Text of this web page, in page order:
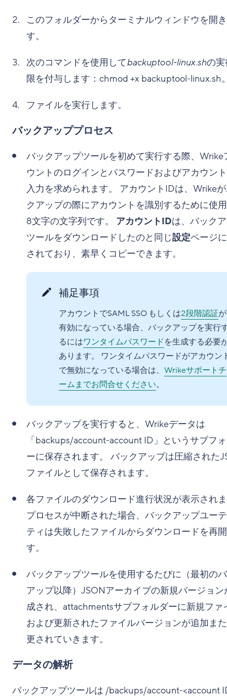
このフォルダーからターミナルウィンドウを開
す。
次のコマンドを使用してbackuptool-linux.shの
限を付与します：chmod +x backuptool-linux.sh
ファイルを実行します。
バックアッププロセス
バックアップツールを初めて実行する際、Wrike
ウントのログインとパスワードおよびアカウン
入力を求められます。 アカウントIDは、Wrike
クアップの際にアカウントを識別するために使
8文字の文字列です。 アカウントIDは、バック
ツールをダウンロードしたのと同じ設定ページ
されており、素早くコピーできます。
補足事項
アカウントでSAML SSO もしくは2段階認証が
有効になっている場合、バックアップを実行
るにはワンタイムパスワードを生成する必要
あります。 ワンタイムパスワードがアカウン
で無効になっている場合は、 Wrikeサポートチ
ームまでお問合せください。
バックアップを実行すると、Wrikeデータは
「backups/account-account ID」というサブフ
ーに保存されます。 バックアップは圧縮された
ファイルとして保存されます。
各ファイルのダウンロード進行状況が表示され
プロセスが中断された場合、バックアップユー
ティは失敗したファイルからダウンロードを再
す。
バックアップツールを使用するたびに（最初の
アップ以降）JSONアーカイブの新規バージョン
成され、attachmentsサブフォルダーに新規ファ
および更新されたファイルバージョンが追加ま
更されていきます。
データの解析
バックアップツールは /backups/account-<account